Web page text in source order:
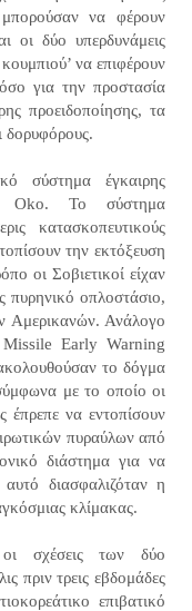
μπορούσαν να φέρουν
οι δύο υπερδυνάμεις
να επιφέρουν
για την προστασία
προειδοποίησης, τα
δορυφόρους.
σύστημα έγκαιρης
Oko. Το σύστημα
κατασκοπευτικούς
την εκτόξευση
οι Σοβιετικοί είχαν
πυρηνικό οπλοστάσιο,
Αμερικανών. Ανάλογο
Early Warning
το δόγμα
με το οποίο οι
έπρεπε να εντοπίσουν
πυραύλων από
διάστημα για να
διασφαλιζόταν η
κλίμακας.
σχέσεις των δύο
πριν τρεις εβδομάδες
επιβατικό